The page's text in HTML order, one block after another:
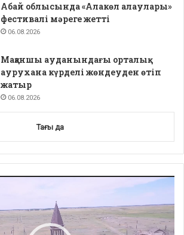
Абай облысында «Алакөл алаулары»
фестивалі мәреге жетті
06.08.2026
Мақаншы ауданындағы орталық
аурухана күрделі жөндеуден өтіп
жатыр
06.08.2026
Тағы да